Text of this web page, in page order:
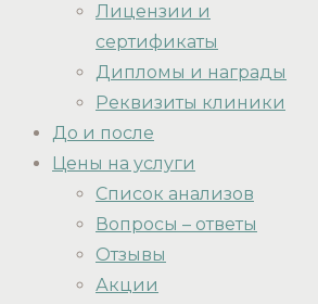
Лицензии и
сертификаты
Дипломы и награды
Реквизиты клиники
До и после
Цены на услуги
Список анализов
Вопросы – ответы
Отзывы
Акции